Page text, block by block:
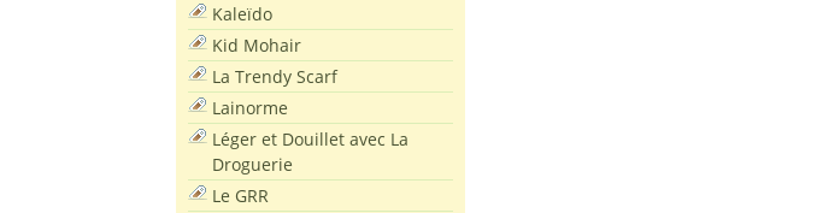
Kaleïdo
Kid Mohair
La Trendy Scarf
Lainorme
Léger et Douillet avec La
Droguerie
Le GRR